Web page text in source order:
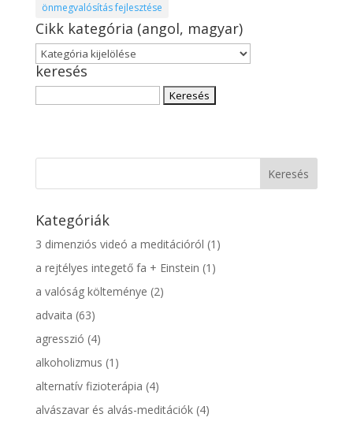
önmegvalósítás fejlesztése
Cikk kategória (angol, magyar)
Cikk
kategória
(angol,
magyar)
keresés
Kategóriák
3 dimenziós videó a meditációról (1)
a rejtélyes integető fa + Einstein (1)
a valóság költeménye (2)
advaita (63)
agresszió (4)
alkoholizmus (1)
alternatív fizioterápia (4)
alvászavar és alvás-meditációk(4)